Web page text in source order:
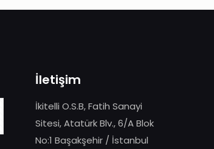
İletişim
İkitelli O.S.B, Fatih Sanayi
Sitesi, Atatürk Blv., 6/A Blok
No:1 Başakşehir / İstanbul